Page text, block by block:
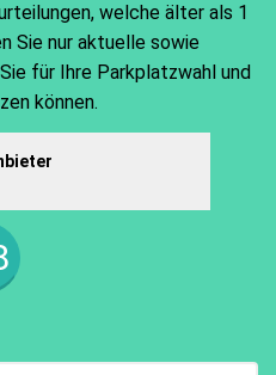
welche älter als 1
Sie nur aktuelle sowie
für Ihre Parkplatzwahl und
können.